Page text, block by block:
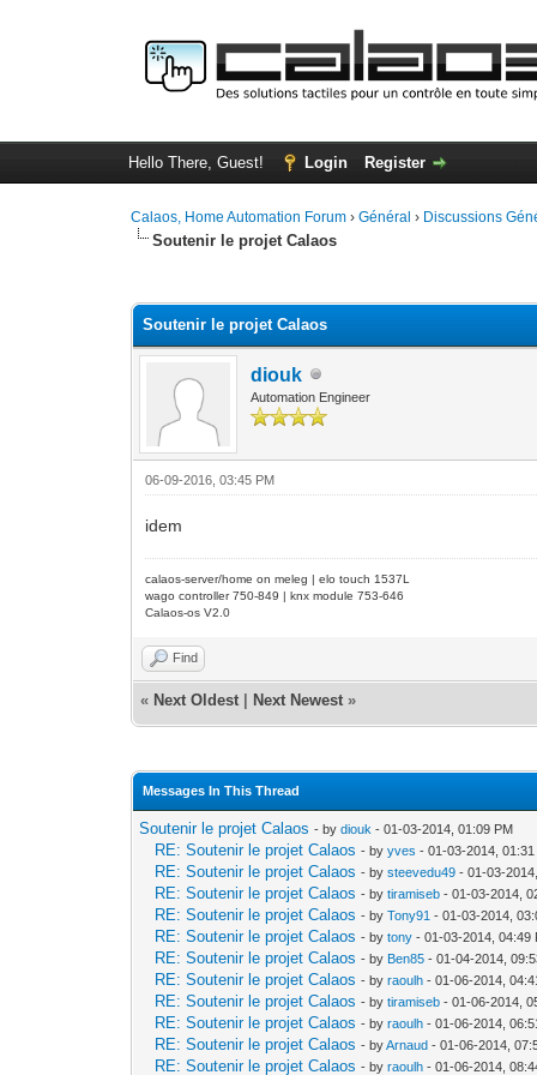
Hello There, Guest! Login Register
Calaos, Home Automation Forum ›Général › Discussions
Soutenir le projet Calaos
Soutenir le projet Calaos
diouk
Automation Engineer
06-09-2016, 03:45 PM
idem
calaos-server/home on meleg | elo touch 1537L
wago controller 750-849 | knx module 753-646
Calaos-os V2.0
Find
« Next Oldest Next Newest »
Messages In This Thread
Soutenir le projet Calaos - bydiouk - 01-03-2014, 01:09 PM
RE: Soutenir le projet Calaos - byyves - 01-03-2014, 01:31
RE: Soutenir le projet Calaos - bysteevedu49 - 01-03-
RE: Soutenir le projet Calaos - bytiramiseb - 01-03-2014,
RE: Soutenir le projet Calaos - byTony91 - 01-03-2014,
RE: Soutenir le projet Calaos - bytony - 01-03-2014, 04:49
RE: Soutenir le projet Calaos - by Ben85 - 01-04-2014,
RE: Soutenir le projet Calaos - byraoulh - 01-06-2014,
RE: Soutenir le projet Calaos - bytiramiseb - 01-06-2014,
RE: Soutenir le projet Calaos - byraoulh - 01-06-2014,
RE: Soutenir le projet Calaos - byArnaud - 01-06-2014,
RE: Soutenir le projet Calaos - byraoulh - 01-06-2014,